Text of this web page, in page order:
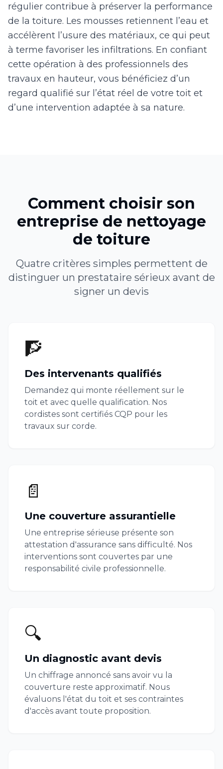
régulier contribue à préserver la performance
de la toiture. Les mousses retiennent l’eau et
accélèrent l’usure des matériaux, ce qui peut
à terme favoriser les infiltrations. En confiant
cette opération à des professionnels des
travaux en hauteur, vous bénéficiez d’un
regard qualifié sur l’état réel de votre toit et
d’une intervention adaptée à sa nature.
Comment choisir son
entreprise de nettoyage
de toiture
Quatre critères simples permettent de
distinguer un prestataire sérieux avant de
signer un devis
🧗
Des intervenants qualifiés
Demandez qui monte réellement sur le
toit et avec quelle qualification. Nos
cordistes sont certifiés CQP pour les
travaux sur corde.
📄
Une couverture assurantielle
Une entreprise sérieuse présente son
attestation d'assurance sans difficulté. Nos
interventions sont couvertes par une
responsabilité civile professionnelle.
🔍
Un diagnostic avant devis
Un chiffrage annoncé sans avoir vu la
couverture reste approximatif. Nous
évaluons l'état du toit et ses contraintes
d'accès avant toute proposition.